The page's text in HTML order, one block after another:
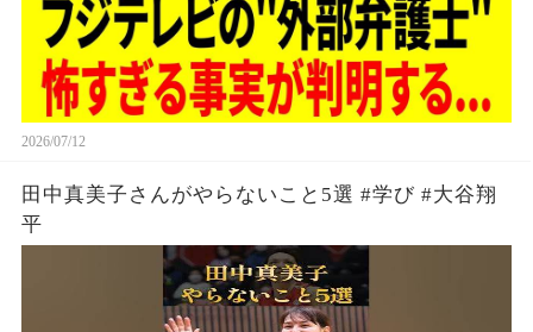
2026/07/12
田中真美子さんがやらないこと5選 #学び #大谷翔
平